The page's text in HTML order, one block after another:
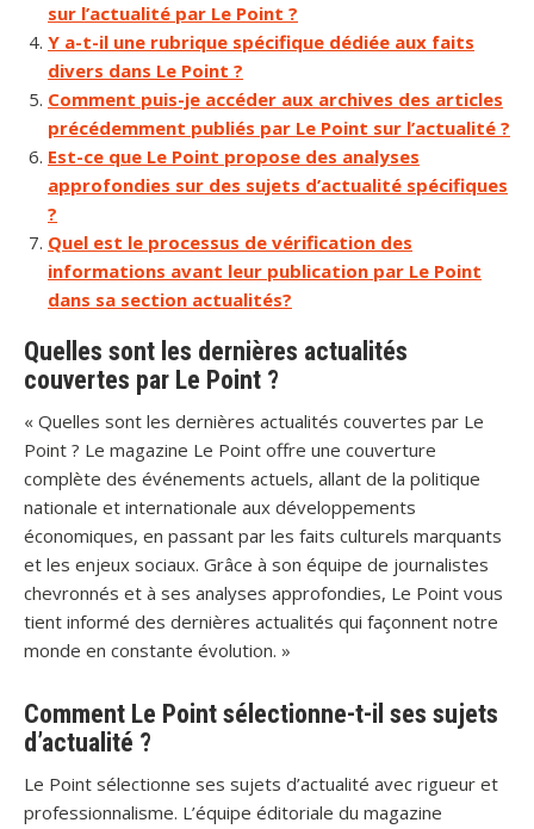
sur l’actualité par Le Point ?
Y a-t-il une rubrique spécifique dédiée aux faits
divers dans Le Point ?
Comment puis-je accéder aux archives des articles
précédemment publiés par Le Point sur l’actualité ?
Est-ce que Le Point propose des analyses
approfondies sur des sujets d’actualité spécifiques
?
Quel est le processus de vérification des
informations avant leur publication par Le Point
dans sa section actualités?
Quelles sont les dernières actualités
couvertes par Le Point ?
« Quelles sont les dernières actualités couvertes par Le
Point ? Le magazine Le Point offre une couverture
complète des événements actuels, allant de la politique
nationale et internationale aux développements
économiques, en passant par les faits culturels marquants
et les enjeux sociaux. Grâce à son équipe de journalistes
chevronnés et à ses analyses approfondies, Le Point vous
tient informé des dernières actualités qui façonnent notre
monde en constante évolution. »
Comment Le Point sélectionne-t-il ses sujets
d’actualité ?
Le Point sélectionne ses sujets d’actualité avec rigueur et
professionnalisme. L’équipe éditoriale du magazine